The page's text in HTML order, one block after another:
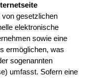
von gesetzlichen
elektronische
sowie eine
ermöglichen, was
sogenannten
umfasst. Sofern eine